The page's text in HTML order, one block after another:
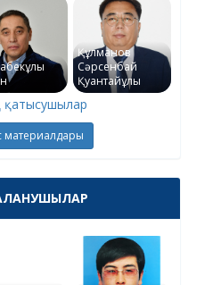
Құлманов
Сәрсенбай
Қуантайұлы
қатысушылар
материалдары